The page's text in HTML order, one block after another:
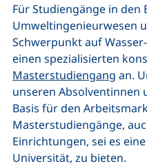
Für Studiengänge in den
Umweltingenieurwesen
Schwerpunkt auf
einen spezialisierten
Masterstudiengang an.
unseren Absolventinnen
Basis für den
Masterstudiengänge,
Einrichtungen, sei es
Universität, zu bieten.